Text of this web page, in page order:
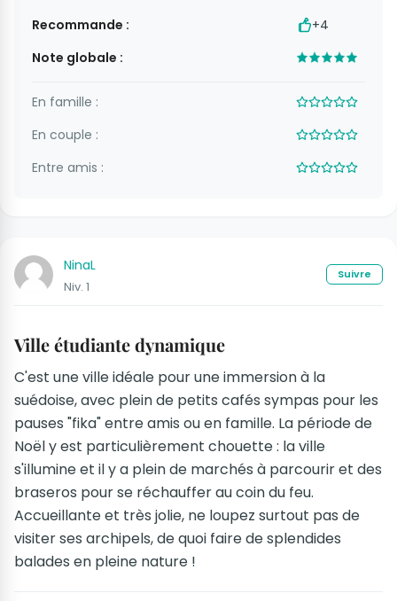
Recommande :
+4
Note globale :
En famille :
En couple :
Entre amis :
NinaL
Niv. 1
Suivre
Ville étudiante dynamique
C'est une ville idéale pour une immersion à la
suédoise, avec plein de petits cafés sympas pour les
pauses "fika" entre amis ou en famille. La période de
Noël y est particulièrement chouette : la ville
s'illumine et il y a plein de marchés à parcourir et des
braseros pour se réchauffer au coin du feu.
Accueillante et très jolie, ne loupez surtout pas de
visiter ses archipels, de quoi faire de splendides
balades en pleine nature !